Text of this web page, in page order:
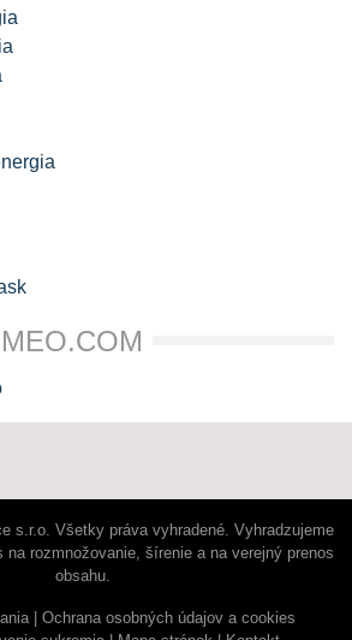
s.r.o. Všetky práva vyhradené. Vyhradzujeme
rozmnožovanie, šírenie a na verejný prenos
obsahu.
Ochrana osobných údajov a cookies